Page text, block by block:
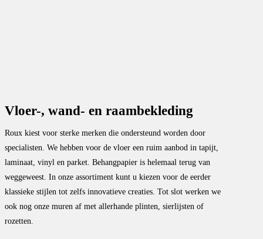
Vloer-, wand- en raambekleding
Roux kiest voor sterke merken die ondersteund worden door
specialisten. We hebben voor de vloer een ruim aanbod in tapijt,
laminaat, vinyl en parket. Behangpapier is helemaal terug van
weggeweest. In onze assortiment kunt u kiezen voor de eerder
klassieke stijlen tot zelfs innovatieve creaties. Tot slot werken we
ook nog onze muren af met allerhande plinten, sierlijsten of
rozetten.